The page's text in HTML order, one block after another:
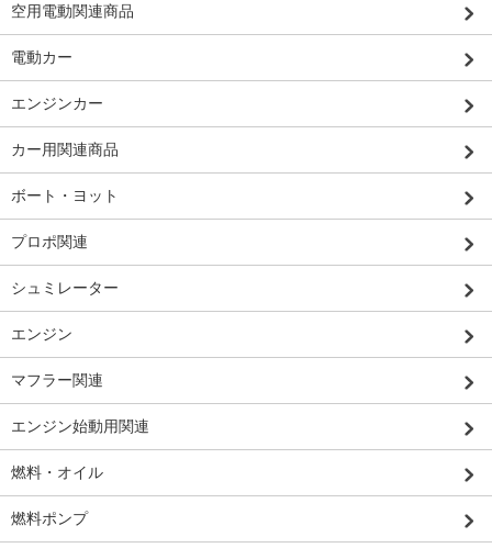
空用電動関連商品
電動カー
エンジンカー
カー用関連商品
ボート・ヨット
プロポ関連
シュミレーター
エンジン
マフラー関連
エンジン始動用関連
燃料・オイル
燃料ポンプ